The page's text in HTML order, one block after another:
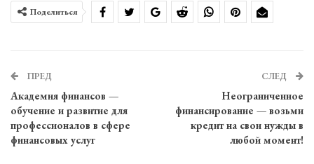
Поделиться
ПРЕД
Академия финансов —
обучение и развитие для
профессионалов в сфере
финансовых услуг
СЛЕД
Неограниченное
финансирование — возьми
кредит на свои нужды в
любой момент!